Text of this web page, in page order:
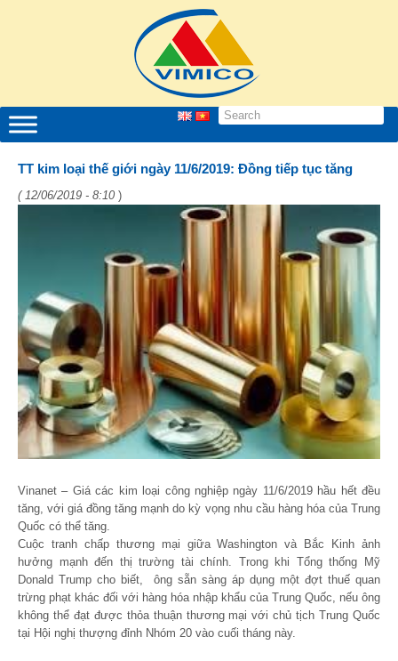
TT kim loại thế giới ngày 11/6/2019: Đồng tiếp tục tăng
( 12/06/2019 - 8:10 )
Vinanet – Giá các kim loại công nghiệp ngày 11/6/2019 hầu hết đều
tăng, với giá đồng tăng mạnh do kỳ vọng nhu cầu hàng hóa của Trung
Quốc có thể tăng.
Cuộc tranh chấp thương mại giữa Washington và Bắc Kinh ảnh
hưởng mạnh đến thị trường tài chính. Trong khi Tổng thống Mỹ
Donald Trump cho biết, ông sẵn sàng áp dụng một đợt thuế quan
trừng phạt khác đối với hàng hóa nhập khẩu của Trung Quốc, nếu ông
không thể đạt được thỏa thuận thương mại với chủ tịch Trung Quốc
tại Hội nghị thượng đỉnh Nhóm 20 vào cuối tháng này.